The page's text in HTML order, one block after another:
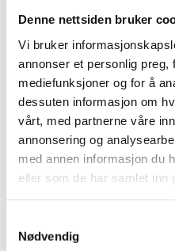
Denne nettsiden bruker
Vi bruker
annonser et personlig preg,
mediefunksjoner og for å
dessuten informasjon om
vårt, med partnerne våre
annonsering og
med annen informasjon du
eller som de har samlet inn
Nødvendig
sykdom, omsorg for egne
tilrettelegging. Nemnda
ikke forelå andre forhold i
sykefravær som kunne gi
klager ikke ville klare å
Diskriminering
Etter en konkret vurdering
Det følger av likestillings-